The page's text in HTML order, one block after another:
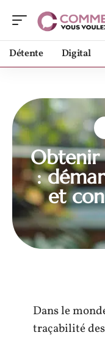
Détente Digital
Obtenir
:
et
Dans le
traçabilité